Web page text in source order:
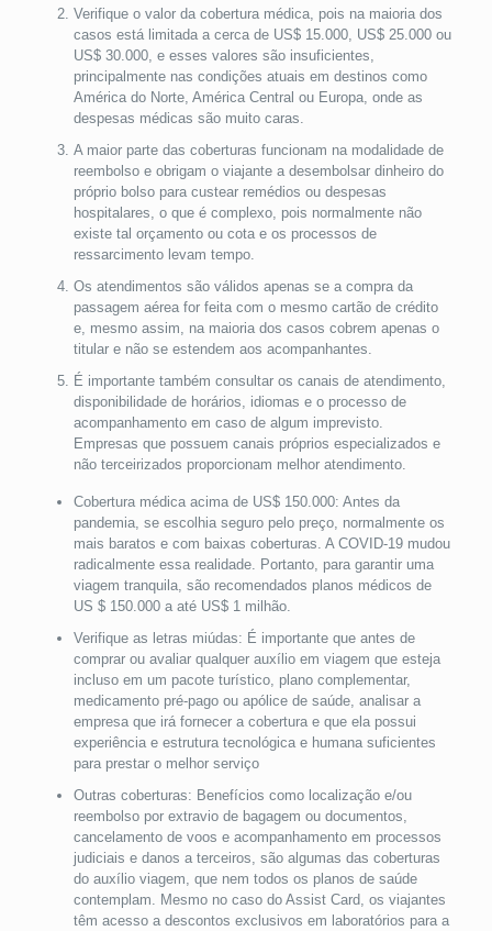
Verifique o valor da cobertura médica, pois na maioria dos
casos está limitada a cerca de US$ 15.000, US$ 25.000 ou
US$ 30.000, e esses valores são insuficientes,
principalmente nas condições atuais em destinos como
América do Norte, América Central ou Europa, onde as
despesas médicas são muito caras.
A maior parte das coberturas funcionam na modalidade de
reembolso e obrigam o viajante a desembolsar dinheiro do
próprio bolso para custear remédios ou despesas
hospitalares, o que é complexo, pois normalmente não
existe tal orçamento ou cota e os processos de
ressarcimento levam tempo.
Os atendimentos são válidos apenas se a compra da
passagem aérea for feita com o mesmo cartão de crédito
e, mesmo assim, na maioria dos casos cobrem apenas o
titular e não se estendem aos acompanhantes.
É importante também consultar os canais de atendimento,
disponibilidade de horários, idiomas e o processo de
acompanhamento em caso de algum imprevisto.
Empresas que possuem canais próprios especializados e
não terceirizados proporcionam melhor atendimento.
Cobertura médica acima de US$ 150.000: Antes da
pandemia, se escolhia seguro pelo preço, normalmente os
mais baratos e com baixas coberturas. A COVID-19 mudou
radicalmente essa realidade. Portanto, para garantir uma
viagem tranquila, são recomendados planos médicos de
US $ 150.000 a até US$ 1 milhão.
Verifique as letras miúdas: É importante que antes de
comprar ou avaliar qualquer auxílio em viagem que esteja
incluso em um pacote turístico, plano complementar,
medicamento pré-pago ou apólice de saúde, analisar a
empresa que irá fornecer a cobertura e que ela possui
experiência e estrutura tecnológica e humana suficientes
para prestar o melhor serviço
Outras coberturas: Benefícios como localização e/ou
reembolso por extravio de bagagem ou documentos,
cancelamento de voos e acompanhamento em processos
judiciais e danos a terceiros, são algumas das coberturas
do auxílio viagem, que nem todos os planos de saúde
contemplam. Mesmo no caso do Assist Card, os viajantes
têm acesso a descontos exclusivos em laboratórios para a